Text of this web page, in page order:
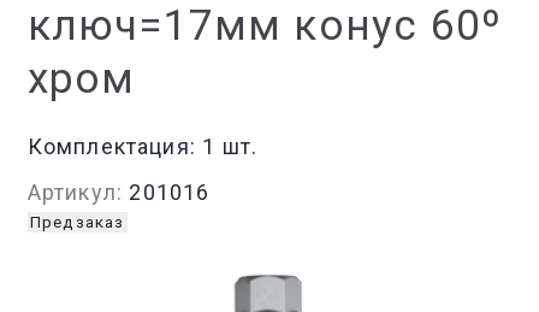
ключ=17мм конус 60º
хром
Комплектация: 1 шт.
Артикул: 201016
Предзаказ